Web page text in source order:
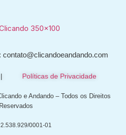
Políticas de Privacidade
e Andando – Todos os Direitos
Reservados
0001-01